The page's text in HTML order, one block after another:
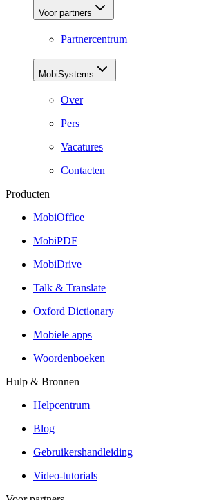
Voor partners
Partnercentrum
MobiSystems
Over
Pers
Vacatures
Contacten
Producten
MobiOffice
MobiPDF
MobiDrive
Talk & Translate
Oxford Dictionary
Mobiele apps
Woordenboeken
Hulp & Bronnen
Helpcentrum
Blog
Gebruikershandleiding
Video-tutorials